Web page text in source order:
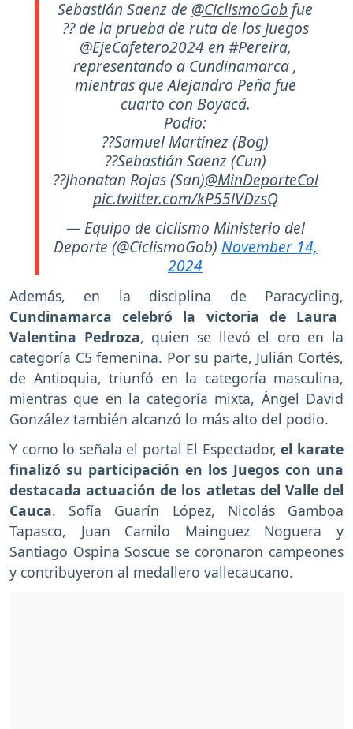
Sebastián Saenz de @CiclismoGob fue
?? de la prueba de ruta de los Juegos
@EjeCafetero2024en #Pereira,
representando a Cundinamarca ,
mientras que Alejandro Peña fue
cuarto con Boyacá.
Podio:
??Samuel Martínez (Bog)
??Sebastián Saenz (Cun)
??Jhonatan Rojas (San)@MinDeporteCol
pic.twitter.com/kP55lVDzsQ
— Equipo de ciclismo Ministerio del
Deporte (@CiclismoGob) November 14,
2024
Además, en la disciplina de Paracycling,
Cundinamarca celebró la victoria de Laura
Valentina Pedroza, quien se llevó el oro en la
categoría C5 femenina. Por su parte, Julián Cortés,
de Antioquia, triunfó en la categoría masculina,
mientras que en la categoría mixta, Ángel David
González también alcanzó lo más alto del podio.
Y como lo señala el portal El Espectador,el karate
finalizó su participación en los Juegos con una
destacada actuación de los atletas del Valle del
Cauca. Sofía Guarín López, Nicolás Gamboa
Tapasco, Juan Camilo Mainguez Noguera y
Santiago Ospina Soscue se coronaron campeones
y contribuyeron al medallero vallecaucano.